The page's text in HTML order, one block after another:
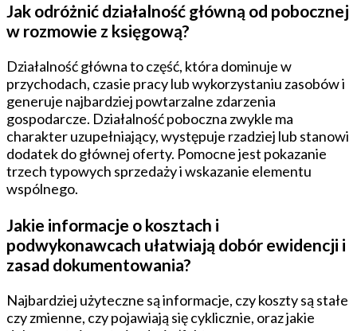
Jak odróżnić działalność główną od pobocznej
w rozmowie z księgową?
Działalność główna to część, która dominuje w
przychodach, czasie pracy lub wykorzystaniu zasobów i
generuje najbardziej powtarzalne zdarzenia
gospodarcze. Działalność poboczna zwykle ma
charakter uzupełniający, występuje rzadziej lub stanowi
dodatek do głównej oferty. Pomocne jest pokazanie
trzech typowych sprzedaży i wskazanie elementu
wspólnego.
Jakie informacje o kosztach i
podwykonawcach ułatwiają dobór ewidencji i
zasad dokumentowania?
Najbardziej użyteczne są informacje, czy koszty są stałe
czy zmienne, czy pojawiają się cyklicznie, oraz jakie